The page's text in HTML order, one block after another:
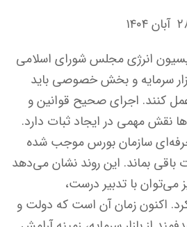
انرژی مجلس شورای اسلامی
سرمایه و بخش خصوصی باید
کنند. اجرای صحیح قوانین و
نقش مهمی در ایجاد ثبات دارد.
سازمان بورس موجب شده
باقی بماند. این روند نشان می‌دهد
با تدبیر درست،
اکنون زمان آن است که دولت و